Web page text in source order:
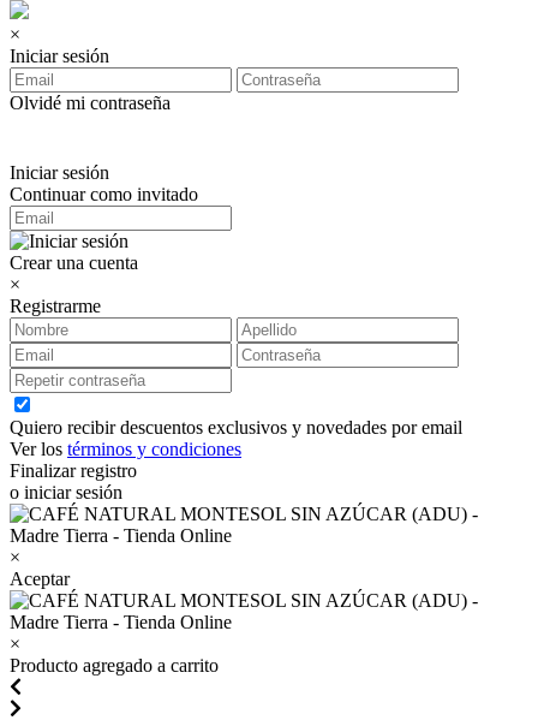
×
Iniciar sesión
Olvidé mi contraseña
Iniciar sesión
Continuar como invitado
Crear una cuenta
×
Registrarme
Quiero recibir descuentos exclusivos y novedades por email
Ver los términos y condiciones
Finalizar registro
o iniciar sesión
×
Aceptar
×
Producto agregado a carrito